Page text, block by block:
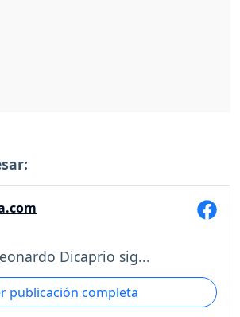
Dicaprio sig...
publicación completa